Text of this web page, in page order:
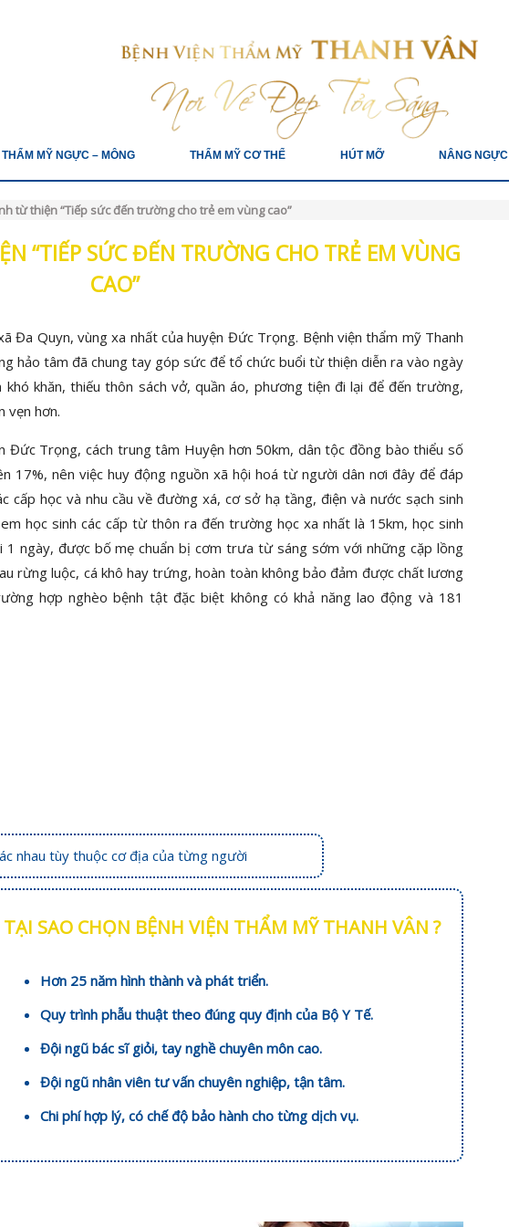
THẨM MỸ NGỰC – MÔNG THẨM MỸ CƠ THỂ HÚT MỠ NÂNG NGỰC
từ thiện “Tiếp sức đến trường cho trẻ em vùng cao”
“TIẾP SỨC ĐẾN TRƯỜNG CHO TRẺ EM VÙNG
CAO”
Đa Quyn, vùng xa nhất của huyện Đức Trọng. Bệnh viện thẩm mỹ Thanh
hảo tâm đã chung tay góp sức để tổ chức buổi từ thiện diễn ra vào ngày
khăn, thiếu thôn sách vở, quần áo, phương tiện đi lại để đến trường,
vẹn hơn.
Đức Trọng, cách trung tâm Huyện hơn 50km, dân tộc đồng bào thiểu số
17%, nên việc huy động nguồn xã hội hoá từ người dân nơi đây để đáp
cấp học và nhu cầu về đường xá, cơ sở hạ tầng, điện và nước sạch sinh
học sinh các cấp từ thôn ra đến trường học xa nhất là 15km, học sinh
ngày, được bố mẹ chuẩn bị cơm trưa từ sáng sớm với những cặp lồng
rừng luộc, cá khô hay trứng, hoàn toàn không bảo đảm được chất lương
hợp nghèo bệnh tật đặc biệt không có khả năng lao động và 181
nhau tùy thuộc cơ địa của từng người
TẠI SAO CHỌN BỆNH VIỆN THẨM MỸ THANH VÂN ?
Hơn 25 năm hình thành và phát triển.
Quy trình phẫu thuật theo đúng quy định của Bộ Y Tế.
Đội ngũ bác sĩ giỏi, tay nghề chuyên môn cao.
Đội ngũ nhân viên tư vấn chuyên nghiệp, tận tâm.
Chi phí hợp lý, có chế độ bảo hành cho từng dịch vụ.